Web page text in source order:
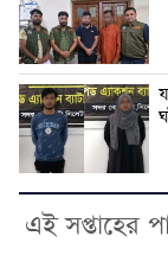
এই সপ্তাহের